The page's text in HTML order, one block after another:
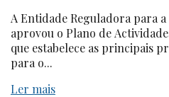
A Entidade Reguladora para
aprovou o Plano de
que estabelece as principais
para o...
Ler mais